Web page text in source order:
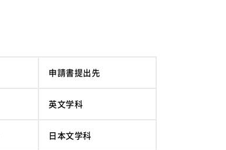
申請書提出先
英文学科
日本文学科